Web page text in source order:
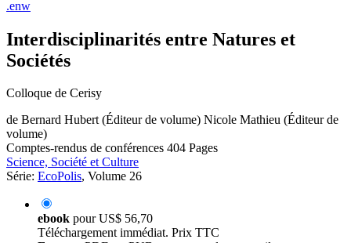
.enw
Interdisciplinarités entre Natures et
Sociétés
Colloque de Cerisy
de Bernard Hubert (Éditeur de volume) Nicole Mathieu (Éditeur de
volume)
Comptes-rendus de conférences 404 Pages
Science, Société et Culture
Série: EcoPolis, Volume 26
ebook pourUS$ 56,70
Téléchargement immédiat. Prix TTC